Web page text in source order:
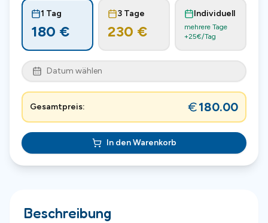
1 Tag
180 €
3 Tage
230 €
Individuell
mehrere Tage
+25€/Tag
Datum wählen
Gesamtpreis: 180.00
In den Warenkorb
Beschreibung